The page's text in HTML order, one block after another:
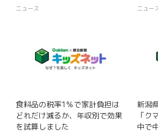
ニュース ニュー
食料品の税率1％で家計負担は
どれだけ減るか、年収別で効果
を試算しました
新潟
「ク
中で